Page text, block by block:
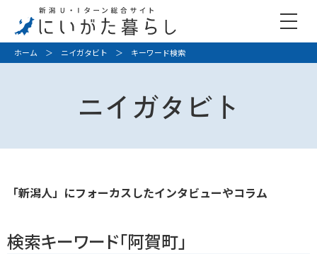
ホーム ＞ ニイガタビト ＞ キーワード検索
ニイガタビト
「新潟人」にフォーカスしたインタビューやコラム
検索キーワード「阿賀町」